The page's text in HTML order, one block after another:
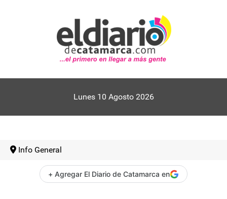
Lunes 10 Agosto 2026
Info General
+ Agregar El Diario de Catamarca en